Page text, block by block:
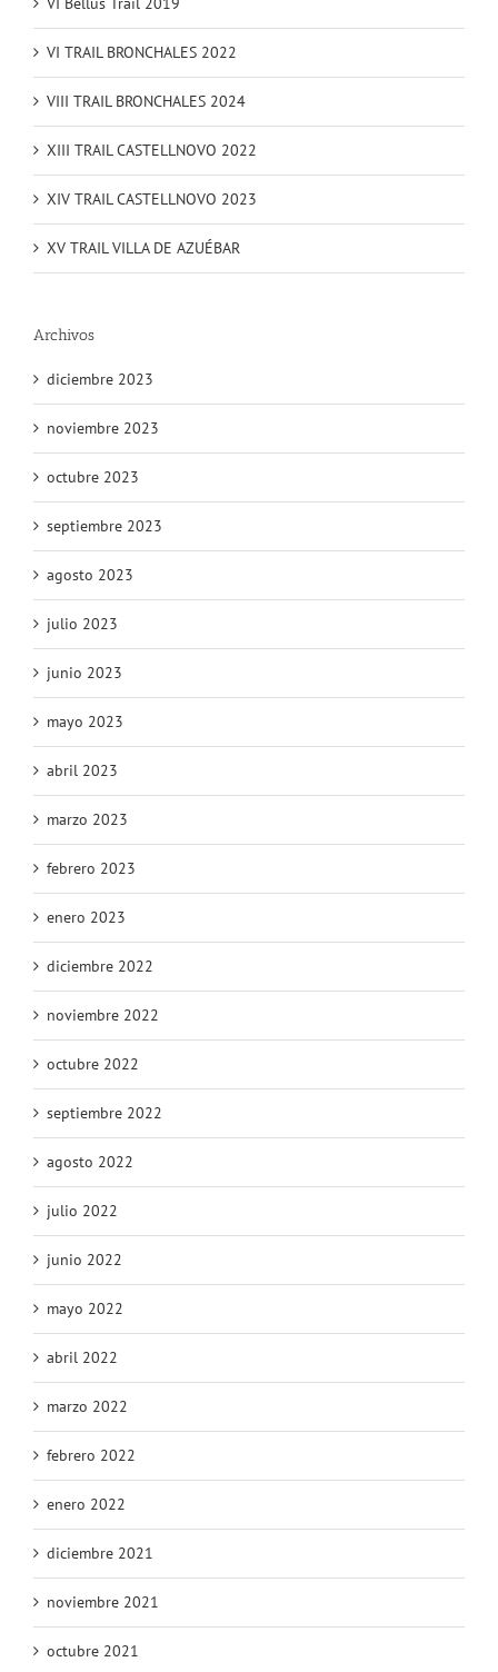
VI TRAIL BRONCHALES 2022
VIII TRAIL BRONCHALES 2024
XIII TRAIL CASTELLNOVO 2022
XIV TRAIL CASTELLNOVO 2023
XV TRAIL VILLA DE AZUÉBAR
Archivos
diciembre 2023
noviembre 2023
octubre 2023
septiembre 2023
agosto 2023
julio 2023
junio 2023
mayo 2023
abril 2023
marzo 2023
febrero 2023
enero 2023
diciembre 2022
noviembre 2022
octubre 2022
septiembre 2022
agosto 2022
julio 2022
junio 2022
mayo 2022
abril 2022
marzo 2022
febrero 2022
enero 2022
diciembre 2021
noviembre 2021
octubre 2021